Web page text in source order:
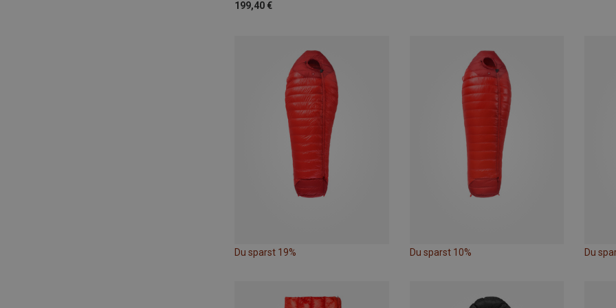
199,40 €
Du sparst 19% Du sparst 10% Du